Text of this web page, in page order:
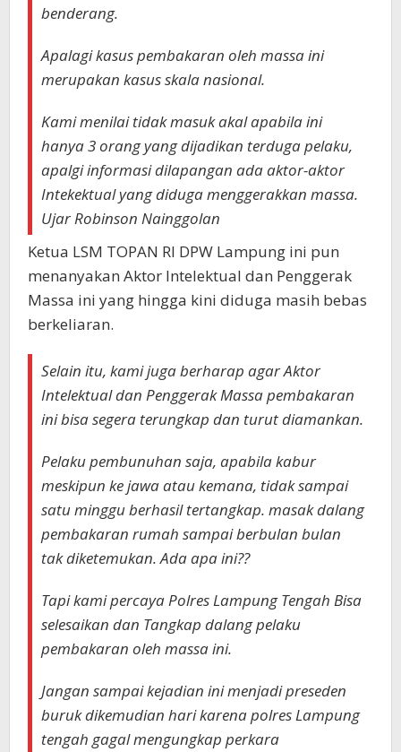
benderang.
Apalagi kasus pembakaran oleh massa ini
merupakan kasus skala nasional.
Kami menilai tidak masuk akal apabila ini
hanya 3 orang yang dijadikan terduga pelaku,
apalgi informasi dilapangan ada aktor-aktor
Intekektual yang diduga menggerakkan massa.
Ujar Robinson Nainggolan
Ketua LSM TOPAN RI DPW Lampung ini pun
menanyakan Aktor Intelektual dan Penggerak
Massa ini yang hingga kini diduga masih bebas
berkeliaran.
Selain itu, kami juga berharap agar Aktor
Intelektual dan Penggerak Massa pembakaran
ini bisa segera terungkap dan turut diamankan.
Pelaku pembunuhan saja, apabila kabur
meskipun ke jawa atau kemana, tidak sampai
satu minggu berhasil tertangkap. masak dalang
pembakaran rumah sampai berbulan bulan
tak diketemukan. Ada apa ini??
Tapi kami percaya Polres Lampung Tengah Bisa
selesaikan dan Tangkap dalang pelaku
pembakaran oleh massa ini.
Jangan sampai kejadian ini menjadi preseden
buruk dikemudian hari karena polres Lampung
tengah gagal mengungkap perkara